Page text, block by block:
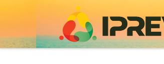
Skip to content